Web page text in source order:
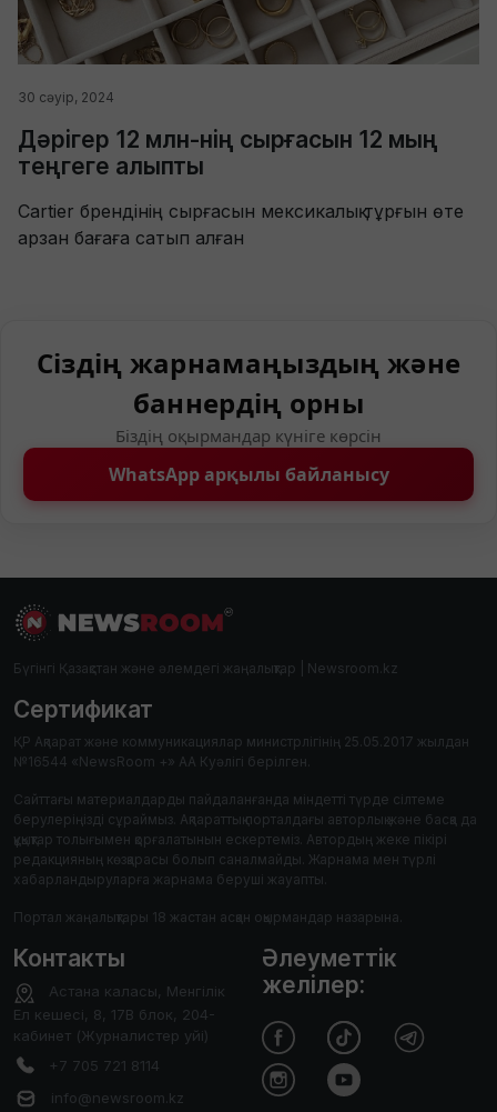
30 сәуір, 2024
Дәрігер 12 млн-нің сырғасын 12 мың
теңгеге алыпты
Cartier брендінің сырғасын мексикалық тұрғын өте
арзан бағаға сатып алған
Сіздің жарнамаңыздың және
баннердің орны
Біздің оқырмандар күніге көрсін
WhatsApp арқылы байланысу
Бүгінгі Қазақстан және әлемдегі жаңалықтар | Newsroom.kz
Сертификат
ҚР Ақпарат және коммуникациялар министрлігінің 25.05.2017 жылдан
№16544 «NewsRoom +» АА Куәлігі берілген.
Сайттағы материалдарды пайдаланғанда міндетті түрде сілтеме
берулеріңізді сұраймыз. Ақпараттық порталдағы авторлық және басқа да
құқықтар толығымен қорғалатынын ескертеміз. Автордың жеке пікірі
редакцияның көзқарасы болып саналмайды. Жарнама мен түрлі
хабарландыруларға жарнама беруші жауапты.
Портал жаңалықтары 18 жастан асқан оқырмандар назарына.
Контакты
Астана каласы, Менгілік
Ел кешесі, 8, 17В блок, 204-
кабинет (Журналистер уйі)
+7 705 721 8114
info@newsroom.kz
Әлеуметтік
желілер: